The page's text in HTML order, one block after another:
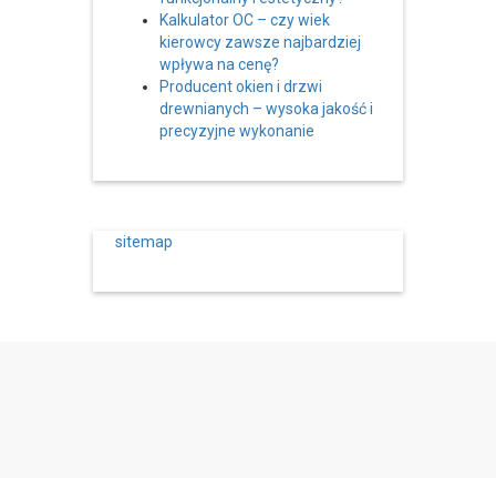
Kalkulator OC – czy wiek
kierowcy zawsze najbardziej
wpływa na cenę?
Producent okien i drzwi
drewnianych – wysoka jakość i
precyzyjne wykonanie
sitemap